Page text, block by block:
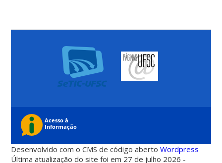
Desenvolvido com o CMS de código abertoWordpress
Última atualização do site foi em 27 de julho 2026 -